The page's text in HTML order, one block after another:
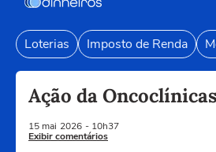
Loterias Imposto de Renda
Ação da
15 mai 2026 - 10h37
Exibir comentários